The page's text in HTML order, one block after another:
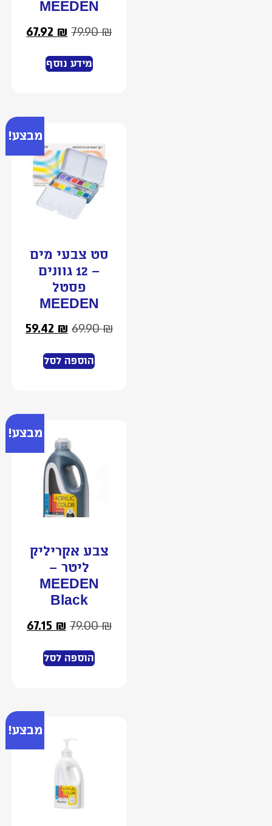
MEEDEN
79.90₪
67.92₪
מידע נוסף
מבצע!
סט צבעי מים
– 12 גוונים
פסטל
MEEDEN
69.90₪
59.42₪
הוספה לסל
מבצע!
צבע אקריליק
ליטר –
MEEDEN
Black
79.00₪
67.15₪
הוספה לסל
מבצע!